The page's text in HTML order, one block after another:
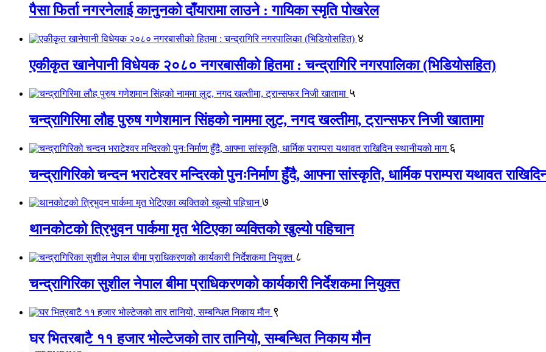
पैसा फिर्ता नगरनेलाई कानुनको दाँयारामा लाउने : गायिका स्‍मृति पोखरेल
४
एकीकृत खानेपानी विधेयक २०८० नगरबासीको हितमा : चन्द्रागिरि नगरपालिका (भिडियोसहित)
५
चन्द्रागिरिमा लौह पुरुष गणेशमान सिंहको नाममा लुट, नगद खल्तीमा, ट्रान्सफर निजी खातामा
६
चन्द्रागिरिको चन्दन भराटेश्वर मन्दिरको पुनःनिर्माण हुँदै, आफ्ना सांस्कृति, धार्मिक पराम्परा यथावत
७
थानकोटको त्रिभुवन पार्कमा मृत भेटिएका व्यक्तिको खुल्यो पहिचान
८
चन्द्रागिरिका सुशील नेपाल बीमा प्राधिकरणको कार्यकारी निर्देशकमा नियुक्त
९
घर भित्रबाटै ११ हजार भोल्टेजको तार तानियो, सम्बन्धित निकाय मौन